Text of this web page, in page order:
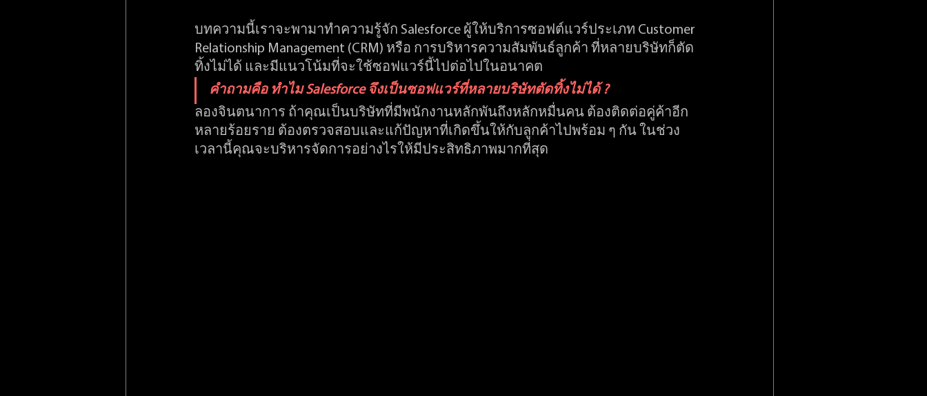
บทความนี้เราจะพามาทำความรู้จัก Salesforce ผู้ให้บริการซอฟต์แวร์ประเภท Customer
Relationship Management (CRM) หรือ การบริหารความสัมพันธ์ลูกค้า ที่หลายบริษัทก็ตัด
ทิ้งไม่ได้ และมีแนวโน้มที่จะใช้ซอฟแวร์นี้ไปต่อไปในอนาคต
คำถามคือ ทำไม Salesforce จึงเป็นซอฟแวร์ที่หลายบริษัทตัดทิ้งไม่ได้ ?
ลองจินตนาการ ถ้าคุณเป็นบริษัทที่มีพนักงานหลักพันถึงหลักหมื่นคน ต้องติดต่อคู่ค้าอีก
หลายร้อยราย ต้องตรวจสอบและแก้ปัญหาที่เกิดขึ้นให้กับลูกค้าไปพร้อม ๆ กัน ในช่วง
เวลานี้คุณจะบริหารจัดการอย่างไรให้มีประสิทธิภาพมากที่สุด